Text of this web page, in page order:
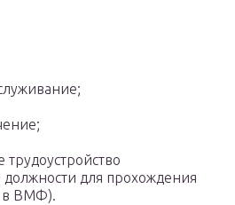
трудоустройство
должности для прохождения
в ВМФ).